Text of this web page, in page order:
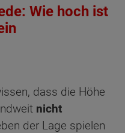
Wie hoch ist
dass die Höhe
nicht
der Lage spielen